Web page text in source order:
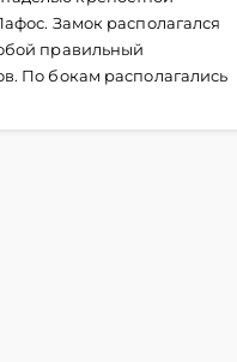
Замок располагался
правильный
По бокам располагались